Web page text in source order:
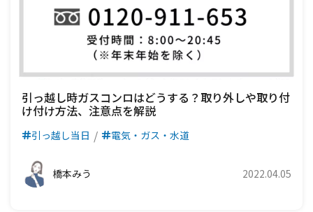
引っ越し時ガスコンロはどうする？取り外しや取り付
け付け方法、注意点を解説
引っ越し当日 電気・ガス・水道
橋本みう 2022.04.05